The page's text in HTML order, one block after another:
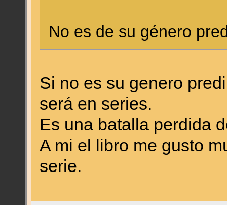
No es de su género
Si no es su genero
será en series.
Es una batalla perdida
A mi el libro me gusto
serie.